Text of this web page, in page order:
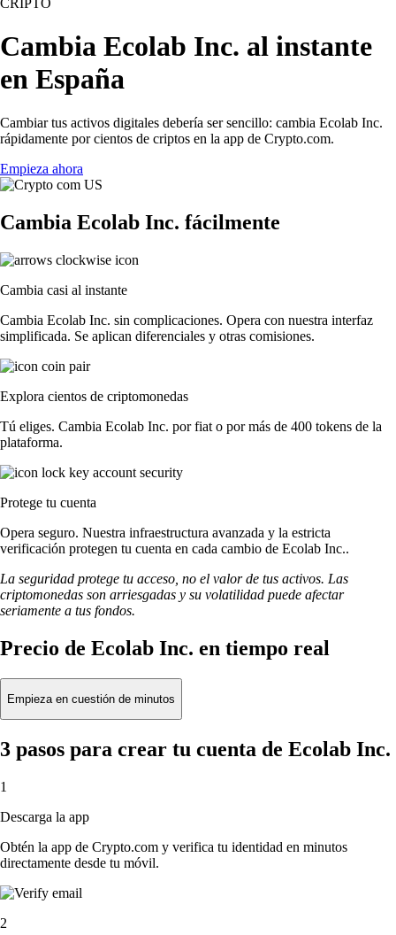
CRIPTO
Cambia Ecolab Inc. al instante
en España
Cambiar tus activos digitales debería ser sencillo: cambia Ecolab Inc.
rápidamente por cientos de criptos en la app de Crypto.com.
Empieza ahora
Cambia Ecolab Inc. fácilmente
Cambia casi al instante
Cambia Ecolab Inc. sin complicaciones. Opera con nuestra interfaz
simplificada. Se aplican diferenciales y otras comisiones.
Explora cientos de criptomonedas
Tú eliges. Cambia Ecolab Inc. por fiat o por más de 400 tokens de la
plataforma.
Protege tu cuenta
Opera seguro. Nuestra infraestructura avanzada y la estricta
verificación protegen tu cuenta en cada cambio de Ecolab Inc..
La seguridad protege tu acceso, no el valor de tus activos. Las
criptomonedas son arriesgadas y su volatilidad puede afectar
seriamente a tus fondos.
Precio de Ecolab Inc. en tiempo real
Empieza en cuestión de minutos
3 pasos para crear tu cuenta de Ecolab Inc.
1
Descarga la app
Obtén la app de Crypto.com y verifica tu identidad en minutos
directamente desde tu móvil.
2